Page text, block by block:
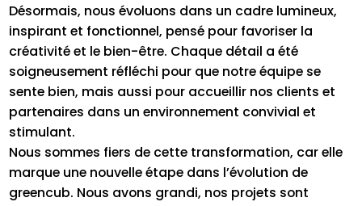
Désormais, nous évoluons dans un cadre lumineux,
inspirant et fonctionnel, pensé pour favoriser la
créativité et le bien-être. Chaque détail a été
soigneusement réfléchi pour que notre équipe se
sente bien, mais aussi pour accueillir nos clients et
partenaires dans un environnement convivial et
stimulant.
Nous sommes fiers de cette transformation, car elle
marque une nouvelle étape dans l’évolution de
greencub. Nous avons grandi, nos projets sont